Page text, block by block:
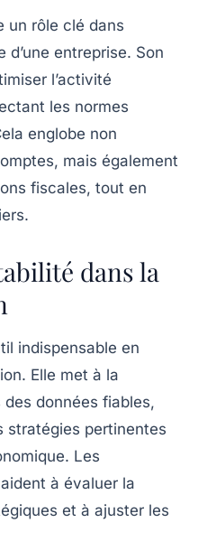
un rôle clé dans
d’une entreprise. Son
l’activité
les normes
englobe non
, mais également
fiscales, tout en
dans la
indispensable en
Elle met à la
des données fiables,
stratégies pertinentes
. Les
à évaluer la
et à ajuster les